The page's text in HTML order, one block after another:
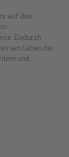
auf das
Dadurch
am Leben der
und